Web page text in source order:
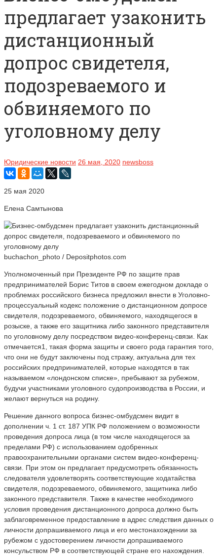
предлагает узаконить
дистанционный
допрос свидетеля,
подозреваемого и
обвиняемого по
уголовному делу
Юридические новости 26 мая, 2020 newsboss
25 мая 2020
Елена Самтынова
buchachon_photo / Depositphotos.com
Уполномоченный при Президенте РФ по защите прав
предпринимателей Борис Титов в своем ежегодном докладе о
проблемах российского бизнеса предложил внести в Уголовно-
процессуальный кодекс положение о дистанционном допросе
свидетеля, подозреваемого, обвиняемого, находящегося в
розыске, а также его защитника либо законного представителя
по уголовному делу посредством видео-конференц-связи. Как
отмечается1, такая форма защиты и своего рода гарантия того,
что они не будут заключены под стражу, актуальна для тех
российских предпринимателей, которые находятся в так
называемом «лондонском списке», пребывают за рубежом,
будучи участниками уголовного судопроизводства в России, и
желают вернуться на родину.
Решение данного вопроса бизнес-омбудсмен видит в
дополнении ч. 1 ст. 187 УПК РФ положением о возможности
проведения допроса лица (в том числе находящегося за
пределами РФ) с использованием одобренных
правоохранительными органами систем видео-конференц-
связи. При этом он предлагает предусмотреть обязанность
следователя удовлетворять соответствующие ходатайства
свидетеля, подозреваемого, обвиняемого, защитника либо
законного представителя. Также в качестве необходимого
условия проведения дистанционного допроса должно быть
заблаговременное предоставление в адрес следствия данных о
личности допрашиваемого лица и его местонахождении за
рубежом с удостоверением личности допрашиваемого
консульством РФ в соответствующей стране его нахождения.